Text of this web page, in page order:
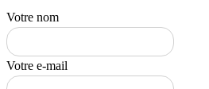
Votre nom
Votre e-mail